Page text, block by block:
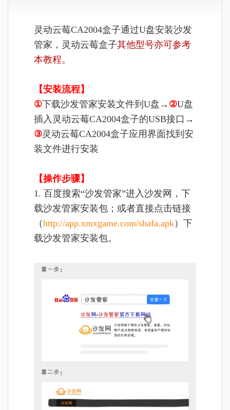
灵动云莓CA2004盒子通过U盘安装沙发
管家， 灵动云莓盒子其他型号亦可参考
本教程。
【安装流程】
①下载沙发管家安装文件到U盘→ ②U盘
插入 灵动云莓CA2004盒子的USB接口→
③灵动云莓CA2004盒子应用界面找到安
装文件进行安装
【操作步骤】
1. 百度搜索“沙发管家”进入沙发网，下
载沙发管家安装包；或者直接点击链接
（http://app.xmxgame.com/shafa.apk）下
载沙发管家安装包。